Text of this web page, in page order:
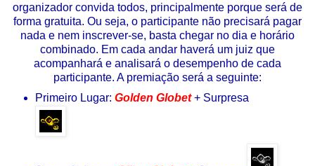
organizador convida todos, principalmente porque será de
forma gratuita. Ou seja, o participante não precisará pagar
nada e nem inscrever-se, basta chegar no dia e horário
combinado. Em cada andar haverá um juiz que
acompanhará e analisará o desempenho de cada
participante. A premiação será a seguinte:
Primeiro Lugar: Golden Globet+ Surpresa